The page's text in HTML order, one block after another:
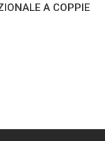
A COPPIE